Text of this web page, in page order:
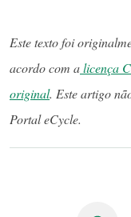
Este texto foi
acordo com alicença
original. Este artigo
Portal eCycle.